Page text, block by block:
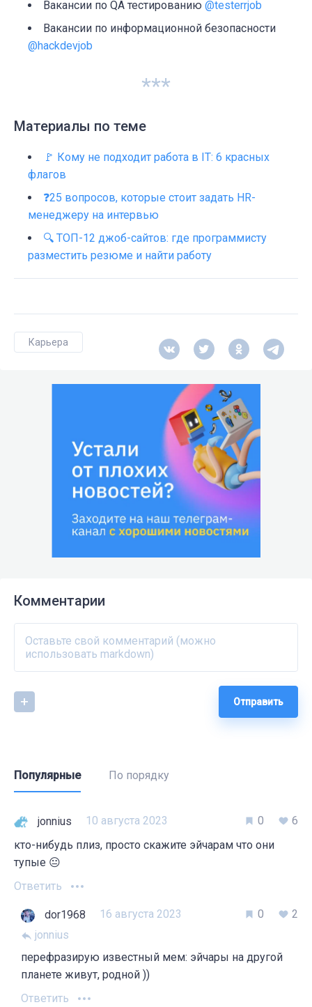
Вакансии по QA тестированию @testerrjob
Вакансии по информационной безопасности
@hackdevjob
***
Материалы по теме
🚩 Кому не подходит работа в IT: 6 красных
флагов
❓25 вопросов, которые стоит задать HR-
менеджеру на интервью
🔍 ТОП-12 джоб-сайтов: где программисту
разместить резюме и найти работу
Карьера
Комментарии
Отправить
Популярные По порядку
jonnius 10 августа 2023 0
6
кто-нибудь плиз, просто скажите эйчарам что они
тупые 😐
Ответить
dor1968
16 августа 2023
jonnius
0 2
перефразирую известный мем: эйчары на другой
планете живут, родной ))
Ответить